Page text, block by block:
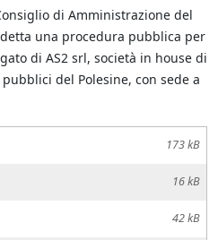
di Amministrazione del
una procedura pubblica per
di AS2 srl, società in house di
del Polesine, con sede a
173 kB
16 kB
42 kB